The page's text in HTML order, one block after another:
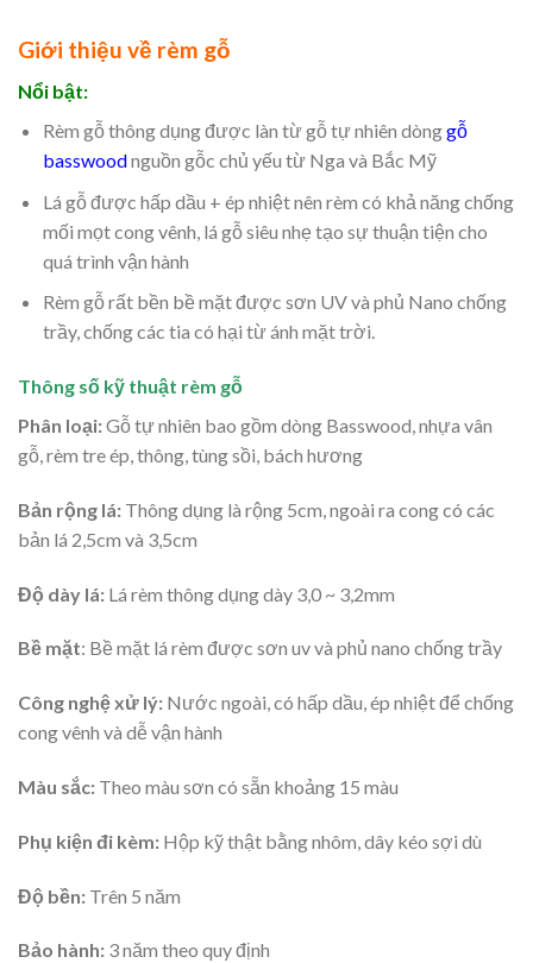
Giới thiệu về rèm gỗ
Nổi bật:
Rèm gỗ thông dụng được làn từ gỗ tự nhiên dònggỗ
basswoodnguồn gỗc chủ yếu từ Nga và Bắc Mỹ
Lá gỗ được hấp dầu + ép nhiệt nên rèm có khả năng chống
mối mọt cong vênh, lá gỗ siêu nhẹ tạo sự thuận tiện cho
quá trình vận hành
Rèm gỗ rất bền bề mặt được sơn UV và phủ Nano chống
trầy, chống các tia có hại từ ánh mặt trời.
Thông số kỹ thuật rèm gỗ
Phân loại:Gỗ tự nhiên bao gồm dòng Basswood, nhựa vân
gỗ, rèm tre ép, thông, tùng sồi, bách hương
Bản rộng lá: Thông dụng là rộng 5cm, ngoài ra cong có các
bản lá 2,5cm và 3,5cm
Độ dày lá: Lá rèm thông dụng dày 3,0 ~ 3,2mm
Bề mặt: Bề mặt lá rèm được sơn uv và phủ nano chống trầy
Công nghệ xử lý: Nước ngoài, có hấp dầu, ép nhiệt để chống
cong vênh và dễ vận hành
Màu sắc: Theo màu sơn có sẵn khoảng 15 màu
Phụ kiện đi kèm: Hộp kỹ thật bằng nhôm, dây kéo sợi dù
Độ bền: Trên 5 năm
Bảo hành: 3 năm theo quy định